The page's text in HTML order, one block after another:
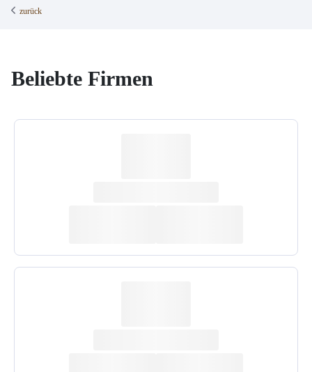
zurück
Beliebte Firmen